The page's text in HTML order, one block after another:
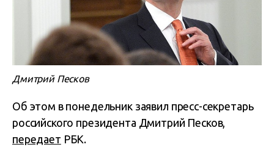
Дмитрий Песков
Об этом в понедельник заявил пресс-секретарь
российского президента Дмитрий Песков,
передает РБК.